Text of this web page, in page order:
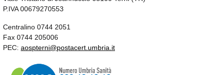
P.IVA 00679270553
Centralino 0744 2051
Fax 0744 205006
PEC: aospterni@postacert.umbria.it